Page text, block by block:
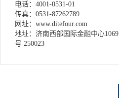
电话：4001-0531-01
传真：0531-87262789
网址：www.ditefour.com
地址：济南西部国际金融中心1069
号 250023